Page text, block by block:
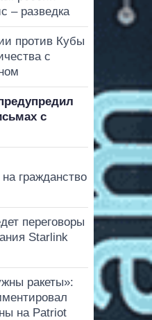
– разведка
против Кубы
с
с
гражданство
переговоры
Starlink
ракеты»:
на Patriot